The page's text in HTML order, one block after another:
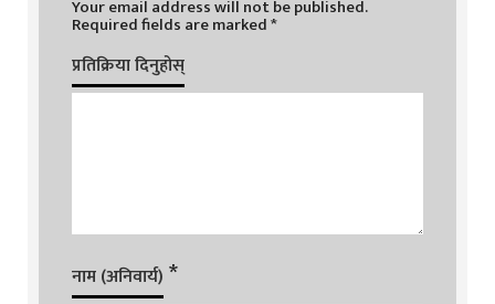
Your email address will not be published.
Required fields are marked*
प्रतिक्रिया दिनुहोस्
नाम (अनिवार्य) *